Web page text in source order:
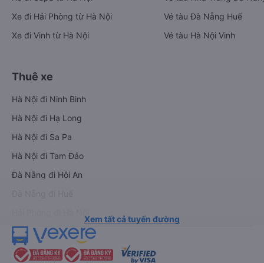
Xe đi Hải Phòng từ Hà Nội
Xe đi Vinh từ Hà Nội
Vé tàu Đà Nẵng Huế
Vé tàu Hà Nội Vinh
Thuê xe
Hà Nội đi Ninh Bình
Hà Nội đi Hạ Long
Hà Nội đi Sa Pa
Hà Nội đi Tam Đảo
Đà Nẵng đi Hội An
Xem tất cả tuyến đường